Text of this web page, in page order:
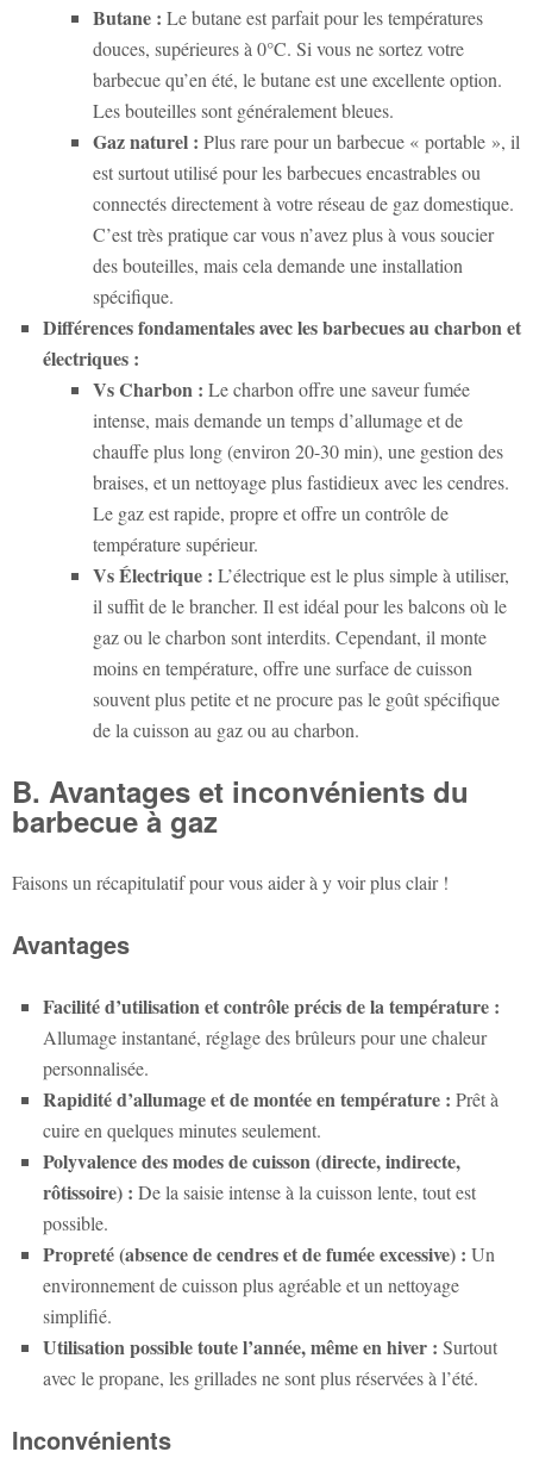
Butane : Le butane est parfait pour les températures
douces, supérieures à 0°C. Si vous ne sortez votre
barbecue qu’en été, le butane est une excellente option.
Les bouteilles sont généralement bleues.
Gaz naturel : Plus rare pour un barbecue « portable », il
est surtout utilisé pour les barbecues encastrables ou
connectés directement à votre réseau de gaz domestique.
C’est très pratique car vous n’avez plus à vous soucier
des bouteilles, mais cela demande une installation
spécifique.
Différences fondamentales avec les barbecues au charbon et
électriques :
Vs Charbon : Le charbon offre une saveur fumée
intense, mais demande un temps d’allumage et de
chauffe plus long (environ 20-30 min), une gestion des
braises, et un nettoyage plus fastidieux avec les cendres.
Le gaz est rapide, propre et offre un contrôle de
température supérieur.
Vs Électrique : L’électrique est le plus simple à utiliser,
il suffit de le brancher. Il est idéal pour les balcons où le
gaz ou le charbon sont interdits. Cependant, il monte
moins en température, offre une surface de cuisson
souvent plus petite et ne procure pas le goût spécifique
de la cuisson au gaz ou au charbon.
B. Avantages et inconvénients du
barbecue à gaz
Faisons un récapitulatif pour vous aider à y voir plus clair !
Avantages
Facilité d’utilisation et contrôle précis de la température :
Allumage instantané, réglage des brûleurs pour une chaleur
personnalisée.
Rapidité d’allumage et de montée en température : Prêt à
cuire en quelques minutes seulement.
Polyvalence des modes de cuisson (directe, indirecte,
rôtissoire) : De la saisie intense à la cuisson lente, tout est
possible.
Propreté (absence de cendres et de fumée excessive) : Un
environnement de cuisson plus agréable et un nettoyage
simplifié.
Utilisation possible toute l’année, même en hiver : Surtout
avec le propane, les grillades ne sont plus réservées à l’été.
Inconvénients